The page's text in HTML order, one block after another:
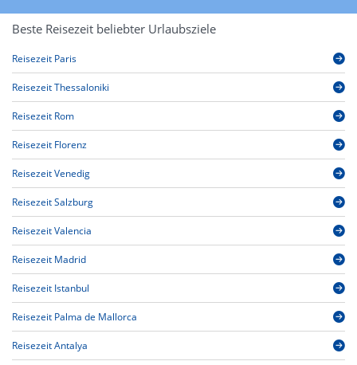
Beste Reisezeit beliebter Urlaubsziele
Reisezeit Paris
Reisezeit Thessaloniki
Reisezeit Rom
Reisezeit Florenz
Reisezeit Venedig
Reisezeit Salzburg
Reisezeit Valencia
Reisezeit Madrid
Reisezeit Istanbul
Reisezeit Palma de Mallorca
Reisezeit Antalya